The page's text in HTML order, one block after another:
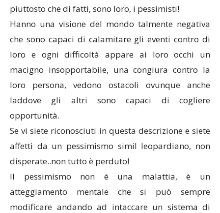
piuttosto che di fatti, sono loro, i pessimisti!
Hanno una visione del mondo talmente negativa
che sono capaci di calamitare gli eventi contro di
loro e ogni difficoltà appare ai loro occhi un
macigno insopportabile, una congiura contro la
loro persona, vedono ostacoli ovunque anche
laddove gli altri sono capaci di cogliere
opportunità.
Se vi siete riconosciuti in questa descrizione e siete
affetti da un pessimismo simil leopardiano, non
disperate..non tutto è perduto!
Il pessimismo non è una malattia, è un
atteggiamento mentale che si può sempre
modificare andando ad intaccare un sistema di